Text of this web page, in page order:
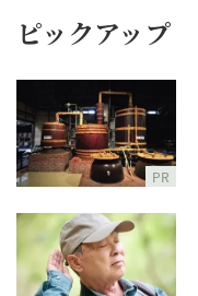
ピックアップ
PR